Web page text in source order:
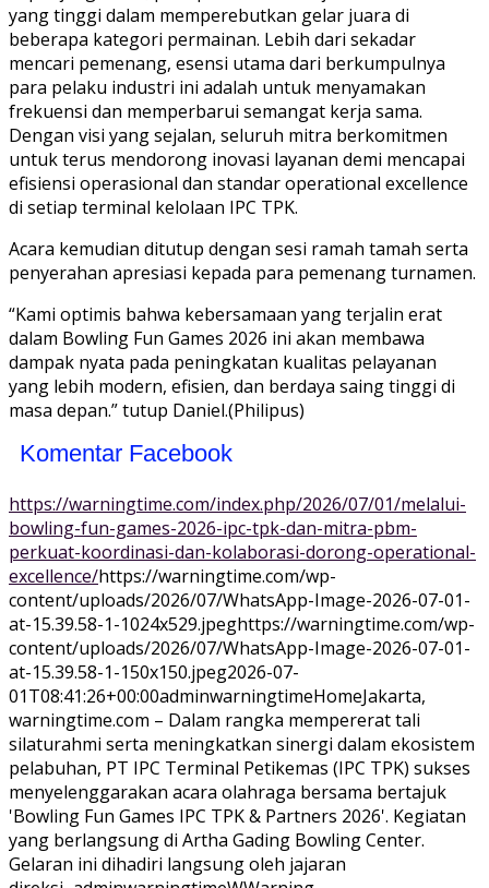
yang tinggi dalam memperebutkan gelar juara di
beberapa kategori permainan. Lebih dari sekadar
mencari pemenang, esensi utama dari berkumpulnya
para pelaku industri ini adalah untuk menyamakan
frekuensi dan memperbarui semangat kerja sama.
Dengan visi yang sejalan, seluruh mitra berkomitmen
untuk terus mendorong inovasi layanan demi mencapai
efisiensi operasional dan standar operational excellence
di setiap terminal kelolaan IPC TPK.
Acara kemudian ditutup dengan sesi ramah tamah serta
penyerahan apresiasi kepada para pemenang turnamen.
“Kami optimis bahwa kebersamaan yang terjalin erat
dalam Bowling Fun Games 2026 ini akan membawa
dampak nyata pada peningkatan kualitas pelayanan
yang lebih modern, efisien, dan berdaya saing tinggi di
masa depan.” tutup Daniel.(Philipus)
Komentar Facebook
https://warningtime.com/index.php/2026/07/01/melalui-
bowling-fun-games-2026-ipc-tpk-dan-mitra-pbm-
perkuat-koordinasi-dan-kolaborasi-dorong-operational-
excellence/https://warningtime.com/wp-
content/uploads/2026/07/WhatsApp-Image-2026-07-01-
at-15.39.58-1-1024x529.jpeghttps://warningtime.com/wp-
content/uploads/2026/07/WhatsApp-Image-2026-07-01-
at-15.39.58-1-150x150.jpeg2026-07-
01T08:41:26+00:00adminwarningtimeHomeJakarta,
warningtime.com – Dalam rangka mempererat tali
silaturahmi serta meningkatkan sinergi dalam ekosistem
pelabuhan, PT IPC Terminal Petikemas (IPC TPK) sukses
menyelenggarakan acara olahraga bersama bertajuk
'Bowling Fun Games IPC TPK & Partners 2026'. Kegiatan
yang berlangsung di Artha Gading Bowling Center.
Gelaran ini dihadiri langsung oleh jajaran